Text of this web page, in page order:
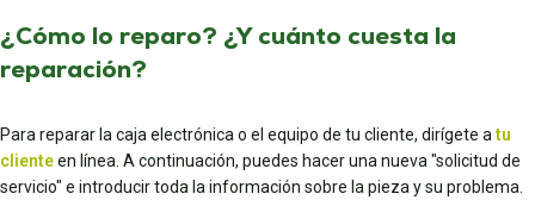
¿Cómo lo reparo? ¿Y cuánto cuesta la
reparación?
Para reparar la caja electrónica o el equipo de tu cliente, dirígete atu
clienteen línea. A continuación, puedes hacer una nueva "solicitud de
servicio" e introducir toda la información sobre la pieza y su problema.